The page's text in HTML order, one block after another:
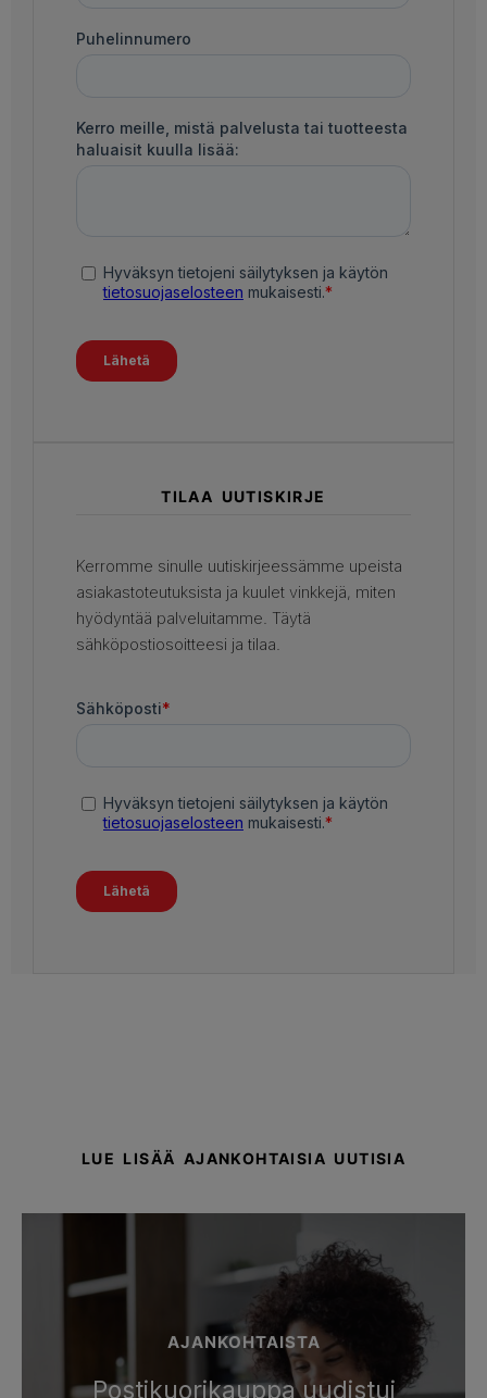
TILAA UUTISKIRJE
Kerromme sinulle uutiskirjeessämme upeista
asiakastoteutuksista ja kuulet vinkkejä, miten
hyödyntää palveluitamme. Täytä
sähköpostiosoitteesi ja tilaa.
LUE LISÄÄ AJANKOHTAISIA UUTISIA
AJANKOHTAISTA
Postikuorikauppa uudistui